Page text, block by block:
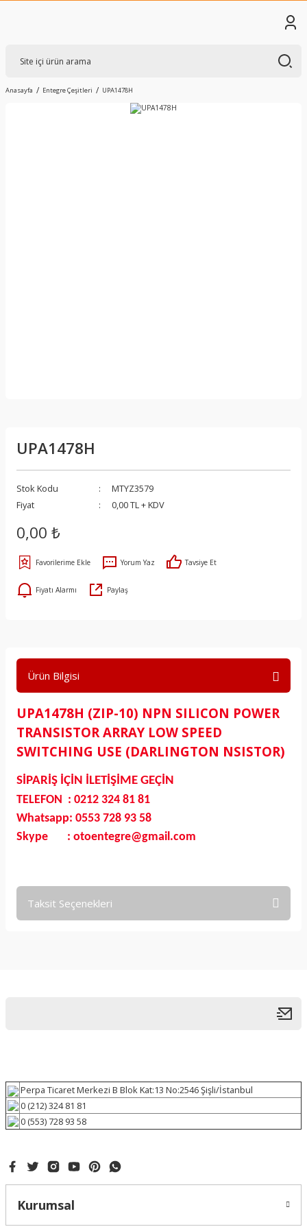
Anasayfa Entegre Çeşitleri UPA1478H
UPA1478H
Stok Kodu
MTYZ3579
Fiyat
0,00 TL + KDV
0,00 ₺
Yorum Yaz Tavsiye Et
Fiyatı Alarmı Paylaş
Ürün Bilgisi
UPA1478H (ZIP-10) NPN SILICON POWER
TRANSISTOR ARRAY LOW SPEED
SWITCHING USE (DARLINGTON NSISTOR)
SİPARİŞ İÇİN İLETİŞİME GEÇİN
TELEFON : 0212 324 81 81
Whatsapp: 0553 728 93 58
Skype : otoentegre@gmail.com
Taksit Seçenekleri
Perpa Ticaret Merkezi B Blok Kat:13 No:2546 Şişli/İstanbul
0 (212) 324 81 81
0 (553) 728 93 58
Kurumsal